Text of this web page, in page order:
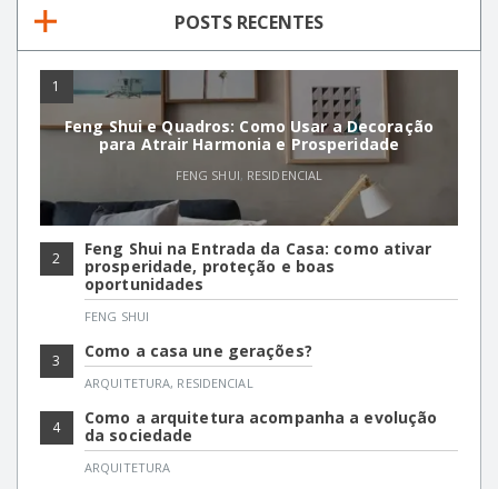
POSTS RECENTES
1
Feng Shui e Quadros: Como Usar a Decoração
para Atrair Harmonia e Prosperidade
FENG SHUI, RESIDENCIAL
2
Feng Shui na Entrada da Casa: como ativar
prosperidade, proteção e boas
oportunidades
FENG SHUI
3 Como a casa une gerações?
ARQUITETURA, RESIDENCIAL
4
Como a arquitetura acompanha a evolução
da sociedade
ARQUITETURA